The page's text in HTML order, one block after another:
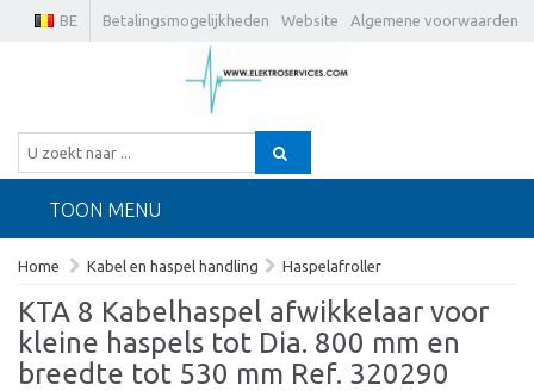
Betalingsmogelijkheden Website Algemene voorwaarden
BE
TOON MENU
Home Kabel en haspel handling Haspelafroller
KTA 8 Kabelhaspel afwikkelaar voor
kleine haspels tot Dia. 800 mm en
breedte tot 530 mm Ref. 320290